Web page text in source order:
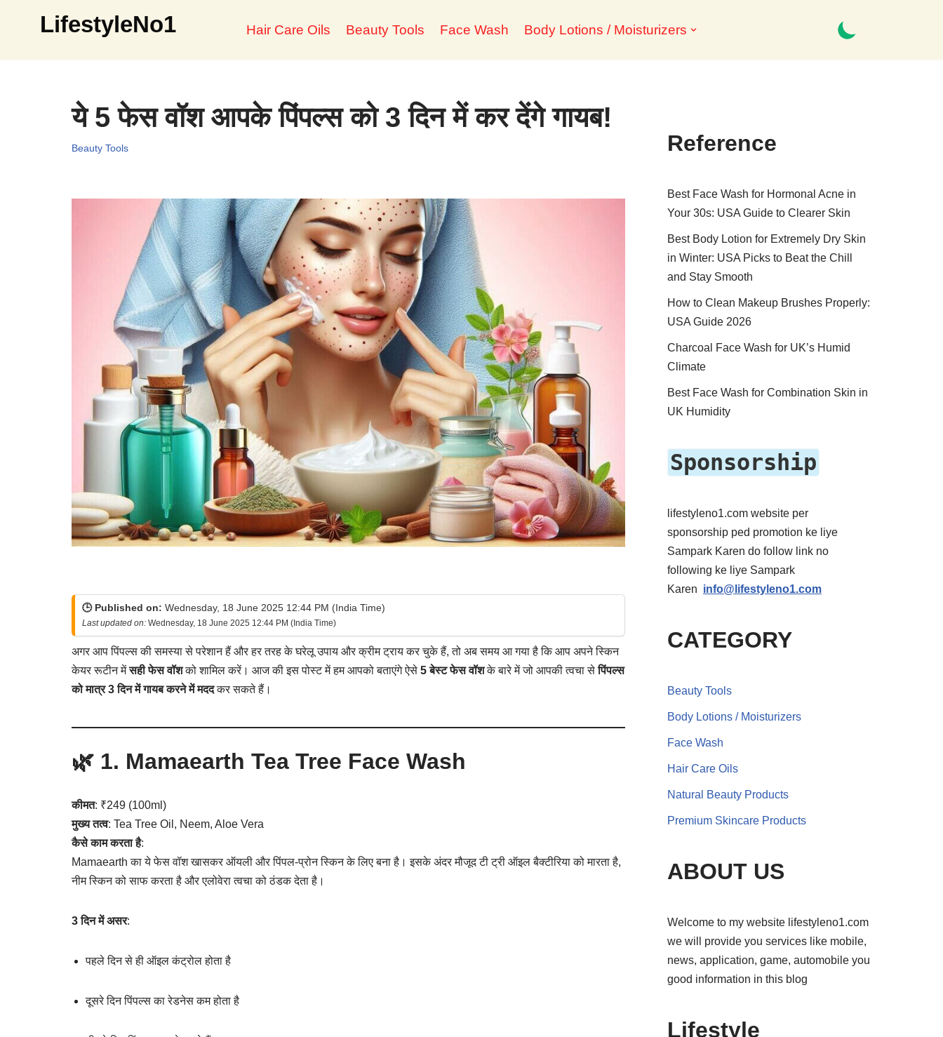
to
LifestyleNo1 Hair Care Oils Beauty Tools Face Wash Body Lotions / Moisturizers
ये 5 फेस वॉश आपके पिंपल्स को 3 दिन में कर देंगे गायब!
Beauty Tools
🕒 Published on: Wednesday, 18 June 2025 12:44 PM (India Time)
Last updated on: Wednesday, 18 June 2025 12:44 PM (India Time)
अगर आप पिंपल्स की समस्या से परेशान हैं और हर तरह के घरेलू उपाय और क्रीम ट्राय कर चुके हैं, तो अब समय आ गया है कि आप अपने स्किन
केयर रूटीन मेंसही फेस वॉशको शामिल करें। आज की इस पोस्ट में हम आपको बताएंगे ऐसे 5 बेस्ट फेस वॉशके बारे में जो आपकी त्वचा सेपिंपल्स
को मात्र 3 दिन में गायब करने में मददकर सकते हैं।
🌿 1. Mamaearth Tea Tree Face Wash
कीमत: ₹249 (100ml)
मुख्य तत्व: Tea Tree Oil, Neem, Aloe Vera
कैसे काम करता है:
Mamaearth का ये फेस वॉश खासकर ऑयली और पिंपल-प्रोन स्किन के लिए बना है। इसके अंदर मौजूद टी ट्री ऑइल बैक्टीरिया को मारता है,
नीम स्किन को साफ करता है और एलोवेरा त्वचा को ठंडक देता है।
3 दिन में असर:
पहले दिन से ही ऑइल कंट्रोल होता है
दूसरे दिन पिंपल्स का रेडनेस कम होता है
Reference
Best Face Wash for Hormonal Acne in
Your 30s: USA Guide to Clearer Skin
Best Body Lotion for Extremely Dry Skin
in Winter: USA Picks to Beat the Chill
and Stay Smooth
How to Clean Makeup Brushes Properly:
USA Guide 2026
Charcoal Face Wash for UK’s Humid
Climate
Best Face Wash for Combination Skin in
UK Humidity
Sponsorship
lifestyleno1.com website per
sponsorship ped promotion ke liye
Sampark Karen do follow link no
following ke liye Sampark
Karen info@lifestyleno1.com
CATEGORY
Beauty Tools
Body Lotions / Moisturizers
Face Wash
Hair Care Oils
Natural Beauty Products
Premium Skincare Products
ABOUT US
Welcome to my website lifestyleno1.com
we will provide you services like mobile,
news, application, game, automobile you
good information in this blog
Lifestyle